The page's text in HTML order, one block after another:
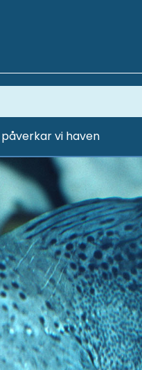
påverkar vi haven